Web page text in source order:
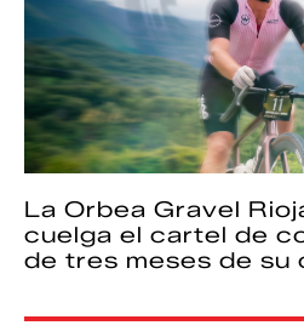
La Orbea Gravel
cuelga el cartel de
de tres meses de su